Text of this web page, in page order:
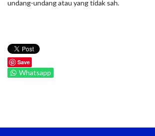
undang-undang atau yang tidak sah.
Save
Whatsapp